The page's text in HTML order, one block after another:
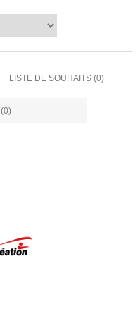
LISTE DE SOUHAITS (0)
(0)